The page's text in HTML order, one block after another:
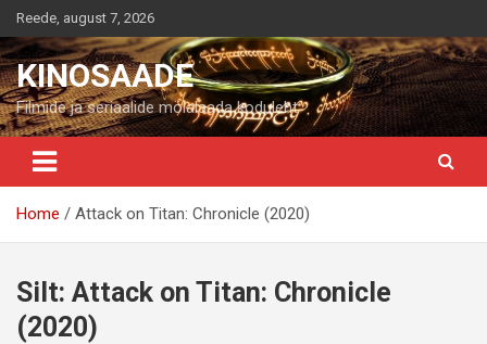
Skip
to
content
Reede, august 7, 2026
KINOSAADE
Filmide ja seriaalide mölalaada koduleht
Home Attack on Titan: Chronicle (2020)
Silt: Attack on Titan: Chronicle
(2020)